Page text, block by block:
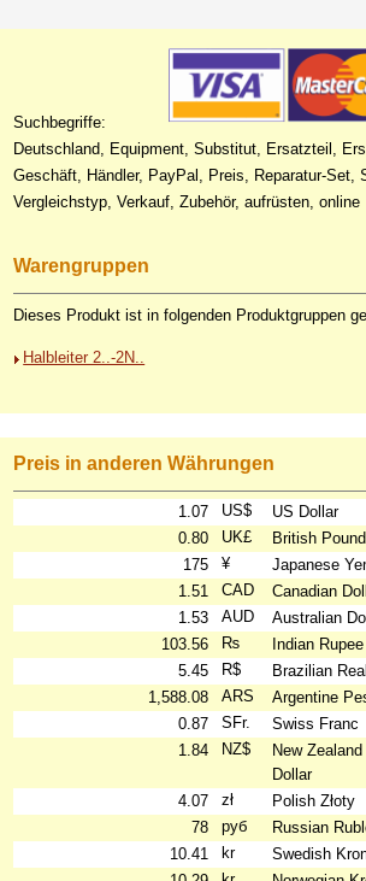
Suchbegriffe:
Deutschland, Equipment, Substitut, Ersatzteil,
Geschäft, Händler, PayPal, Preis, Reparatur-Set,
Vergleichstyp, Verkauf, Zubehör, aufrüsten, online
Warengruppen
Dieses Produkt ist in folgenden Produktgruppen
Halbleiter 2..-2N..
Preis in anderen Währungen
1.07 US$
US Dollar
0.80
UK£
British Pound
175
¥
Japanese
1.51
CAD
Canadian
1.53
AUD
Australian
103.56
₨
Indian Rupee
5.45
R$
Brazilian Real
1,588.08
ARS
Argentine
0.87
SFr.
Swiss Franc
1.84
NZ$
New Zealand
Dollar
4.07
zł
Polish Złoty
78
руб
Russian
10.41
kr
Swedish